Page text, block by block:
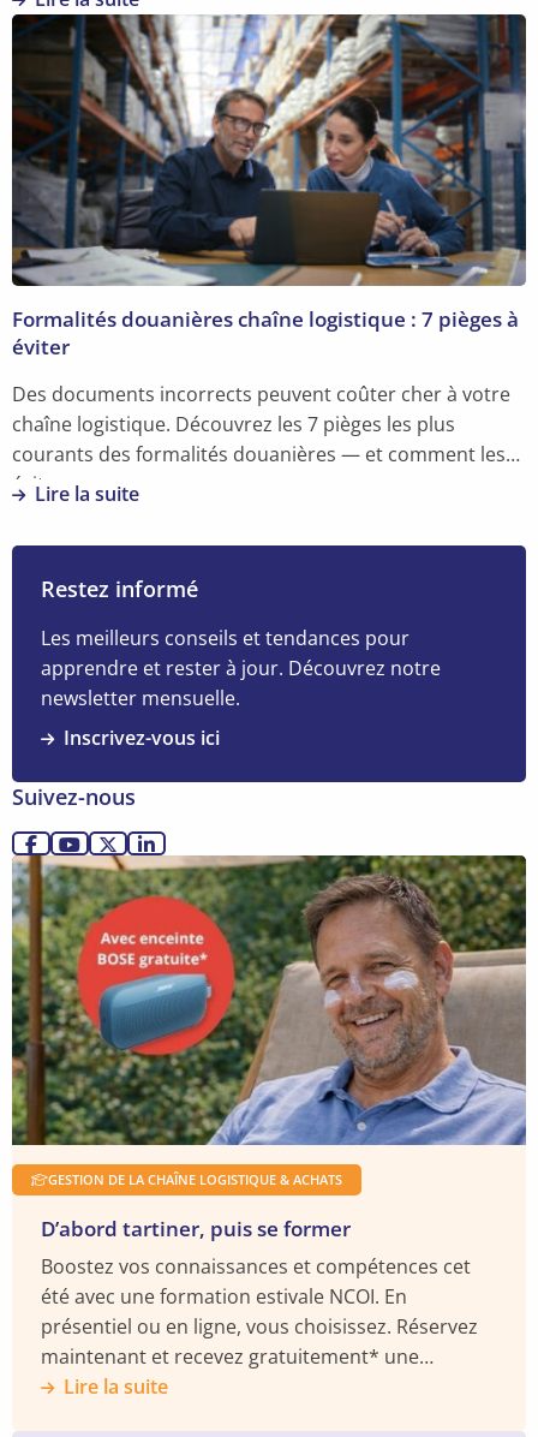
En
savoir
plus
sur
compétences
clés
pour
le
facility
manager
Formalités douanières chaîne logistique : 7 pièges à
éviter
Des documents incorrects peuvent coûter cher à votre
chaîne logistique. Découvrez les 7 pièges les plus
courants des formalités douanières — et comment les
éviter.
Lire la suite
savoir
plus
Formalités
douanières
chaîne
logistique
7
pièges
à
éviter
Restez informé
Les meilleurs conseils et tendances pour
apprendre et rester à jour. Découvrez notre
newsletter mensuelle.
Inscrivez-vous ici
Suivez-nous
Allez
sur
Facebook
Allez
sur
YouTube
Allez
sur
X
Allez
sur
LinkedIn
D’abord tartiner, puis se former
GESTION DE LA CHAÎNE LOGISTIQUE & ACHATS
Boostez vos connaissances et compétences cet
été avec une formation estivale NCOI. En
présentiel ou en ligne, vous choisissez. Réservez
maintenant et recevez gratuitement* une
enceinte BOSE Soundlink.
Lire la suite
Lire
la
suite